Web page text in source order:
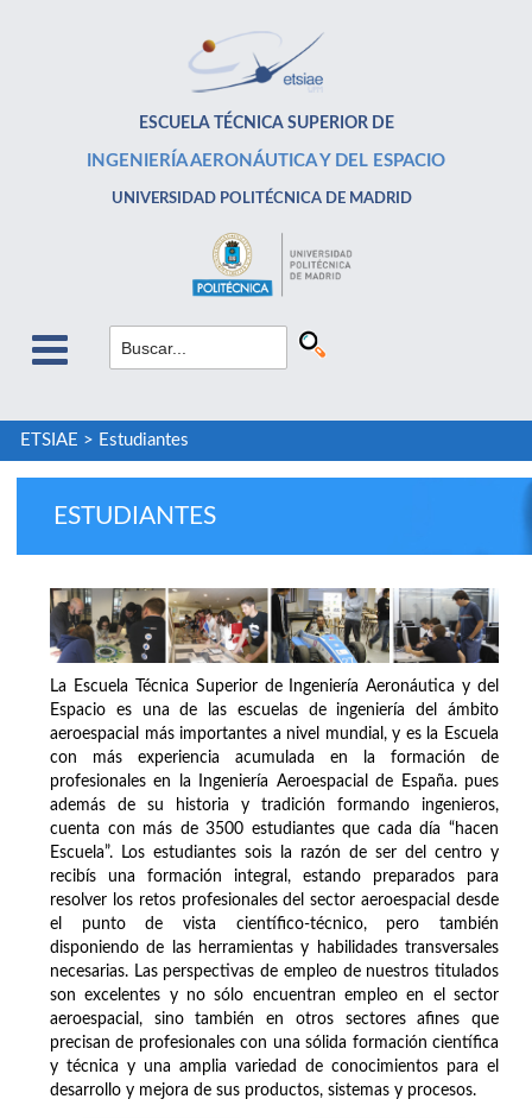
ESCUELA TÉCNICA SUPERIOR DE
INGENIERÍA AERONÁUTICA Y DEL ESPACIO
UNIVERSIDAD POLITÉCNICA DE MADRID
ETSIAE > Estudiantes
ESTUDIANTES
La Escuela Técnica Superior de Ingeniería Aeronáutica y del
Espacio es una de las escuelas de ingeniería del ámbito
aeroespacial más importantes a nivel mundial, y es la Escuela
con más experiencia acumulada en la formación de
profesionales en la Ingeniería Aeroespacial de España. pues
además de su historia y tradición formando ingenieros,
cuenta con más de 3500 estudiantes que cada día “hacen
Escuela”. Los estudiantes sois la razón de ser del centro y
recibís una formación integral, estando preparados para
resolver los retos profesionales del sector aeroespacial desde
el punto de vista científico-técnico, pero también
disponiendo de las herramientas y habilidades transversales
necesarias. Las perspectivas de empleo de nuestros titulados
son excelentes y no sólo encuentran empleo en el sector
aeroespacial, sino también en otros sectores afines que
precisan de profesionales con una sólida formación científica
y técnica y una amplia variedad de conocimientos para el
desarrollo y mejora de sus productos, sistemas y procesos.